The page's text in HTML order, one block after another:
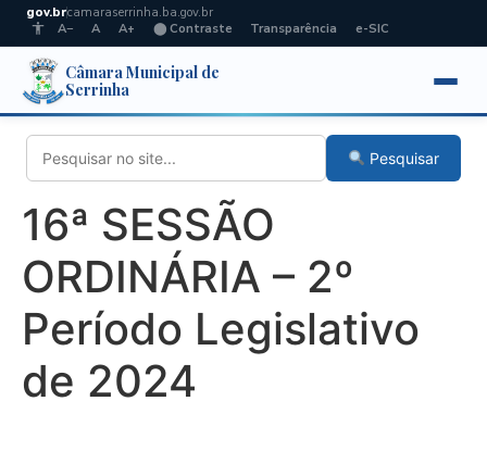
gov.brcamaraserrinha.ba.gov.br
A−
A A+ ⬤ Contraste Transparência e-SIC
Câmara Municipal de
Serrinha
Pesquisar
16ª SESSÃO
ORDINÁRIA – 2º
Período Legislativo
de 2024